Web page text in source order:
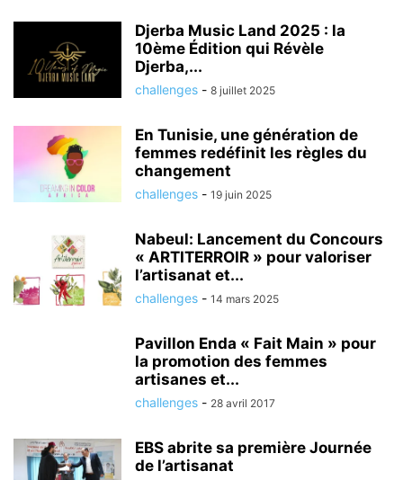
Djerba Music Land 2025 : la
10ème Édition qui Révèle
Djerba,...
challenges - 8 juillet 2025
En Tunisie, une génération de
femmes redéfinit les règles du
changement
challenges - 19 juin 2025
Nabeul: Lancement du Concours
« ARTITERROIR » pour valoriser
l’artisanat et...
challenges - 14 mars 2025
Pavillon Enda « Fait Main » pour
la promotion des femmes
artisanes et...
challenges - 28 avril 2017
EBS abrite sa première Journée
de l’artisanat